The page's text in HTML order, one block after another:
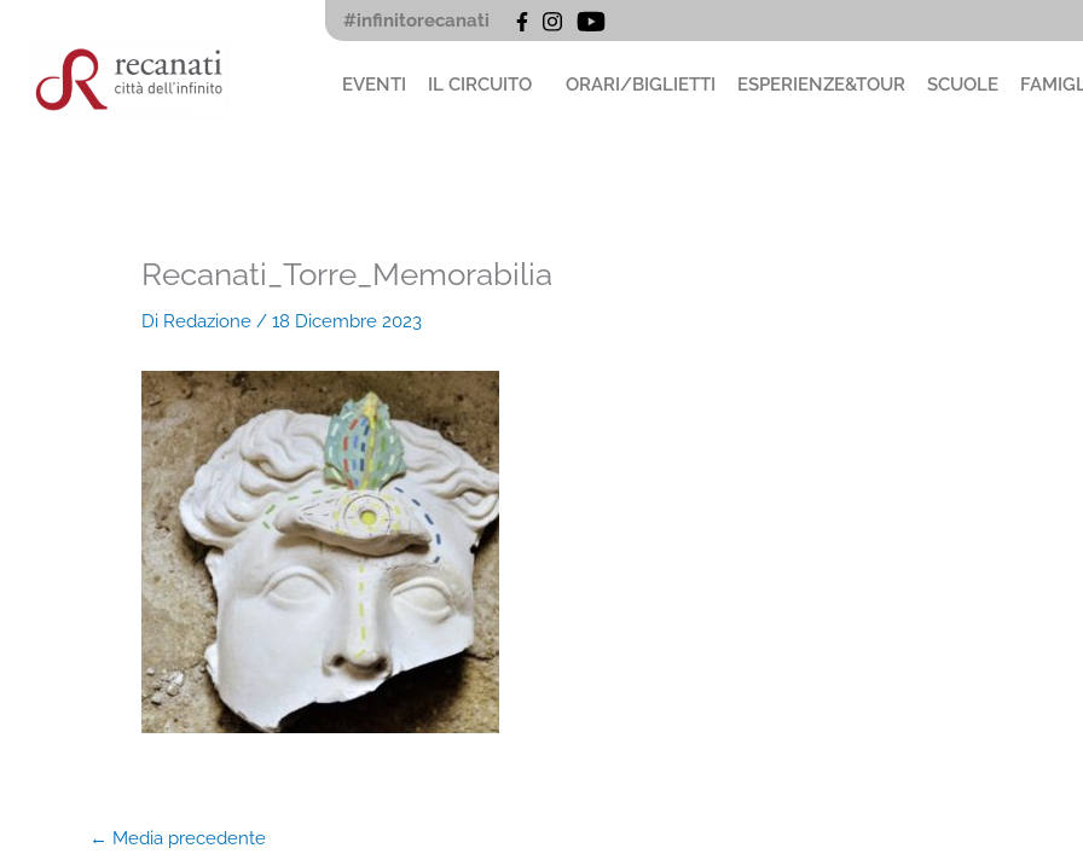
contenuto
#infinitorecanati
EVENTI IL CIRCUITO ORARI/BIGLIETTI ESPERIENZE&TOUR SCUOLE
Recanati_Torre_Memorabilia
Di Redazione / 18 Dicembre 2023
← Media precedente